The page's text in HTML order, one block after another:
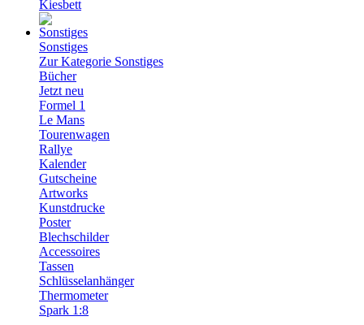
Kiesbett
Sonstiges
Zur Kategorie Sonstiges
Bücher
Jetzt neu
Formel 1
Le Mans
Tourenwagen
Rallye
Kalender
Gutscheine
Artworks
Kunstdrucke
Poster
Blechschilder
Accessoires
Tassen
Schlüsselanhänger
Thermometer
Spark 1:8